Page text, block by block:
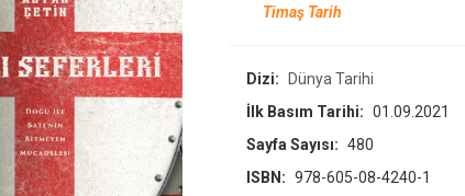
Timaş Tarih
Dizi:
Dünya Tarihi
İlk Basım Tarihi: 01.09.2021
Sayfa Sayısı: 480
ISBN: 978-605-08-4240-1